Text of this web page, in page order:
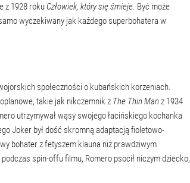
z 1928 roku Człowiek, który się śmieje. Być może
wyczekiwany jak każdego superbohatera w
społeczności o kubańskich korzeniach.
takie jak nikczemnik z The Thin Man z 1934
utrzymywał wąsy swojego łacińskiego kochanka
Joker był dość skromną adaptacją fioletowo-
bohater z fetyszem klauna niż prawdziwym
spin-offu filmu, Romero psocił niczym dziecko,